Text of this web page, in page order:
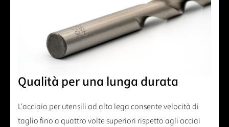
Qualità per una lunga durata
L'acciaio per utensili ad alta lega consente velocità di
taglio fino a quattro volte superiori rispetto agli acciai